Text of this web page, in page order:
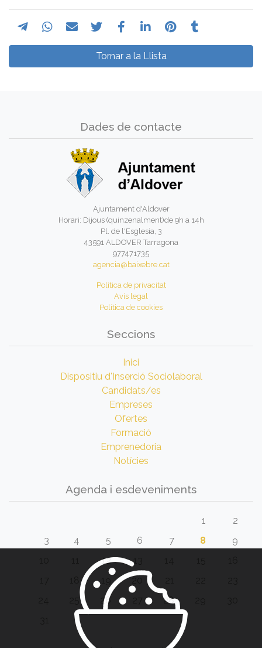
Tornar a la Llista
Dades de contacte
Ajuntament d'Aldover
Horari: Dijous (quinzenalment)de 9h a 14h
Pl. de l'Esglesia, 3
43591 ALDOVER Tarragona
977471735
agencia@baixebre.cat
Política de privacitat
Avís legal
Política de cookies
Seccions
Inici
Dispositiu d'Inserció Sociolaboral
Candidats/es
Empreses
Ofertes
Formació
Emprenedoria
Notícies
Agenda i esdeveniments
1
2
3
4 5 6 7 8
9
12 13
20
26 28